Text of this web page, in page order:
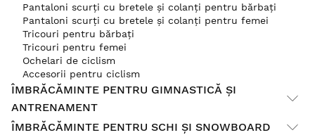
Pantaloni scurți cu bretele și colanți pentru bărbați
Pantaloni scurți cu bretele și colanți pentru femei
Tricouri pentru bărbați
Tricouri pentru femei
Ochelari de ciclism
Accesorii pentru ciclism
ÎMBRĂCĂMINTE PENTRU GIMNASTICĂ ȘI
ANTRENAMENT
ÎMBRĂCĂMINTE PENTRU SCHI ȘI SNOWBOARD